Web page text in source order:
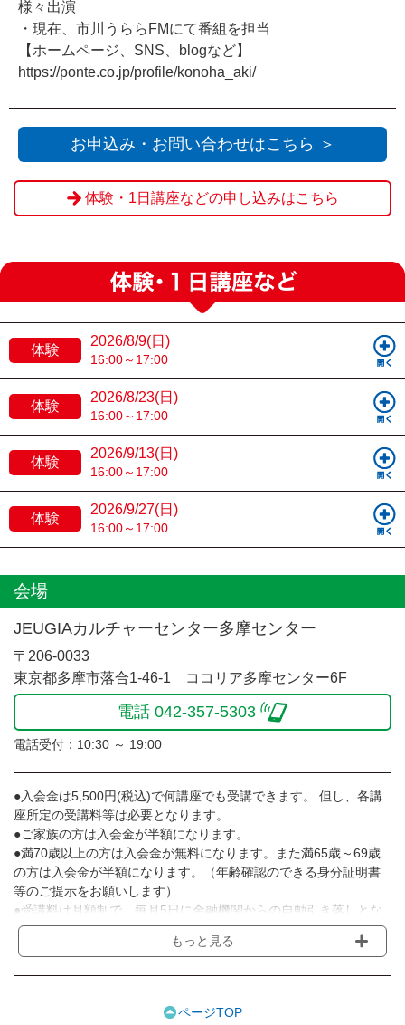
様々出演
・現在、市川うららFMにて番組を担当
【ホームページ、SNS、blogなど】
https://ponte.co.jp/profile/konoha_aki/
お申込み・お問い合わせはこちら ＞
体験・1日講座などの申し込みはこちら
体験
2026/8/9(日)
16:00～17:00
体験
2026/8/23(日)
16:00～17:00
体験
2026/9/13(日)
16:00～17:00
体験
2026/9/27(日)
16:00～17:00
会場
JEUGIAカルチャーセンター多摩センター
〒206-0033
東京都多摩市落合1-46-1 ココリア多摩センター6F
電話 042-357-5303
電話受付：10:30 ～ 19:00
●入会金は5,500円(税込)で何講座でも受講できます。 但し、各講
座所定の受講料等は必要となります。
●ご家族の方は入会金が半額になります。
●満70歳以上の方は入会金が無料になります。また満65歳～69歳
の方は入会金が半額になります。（年齢確認のできる身分証明書
等のご提示をお願いします）
●受講料は月額制で、毎月5日に金融機関からの自動引き落しとな
ります。
※講座によってはお支払い方法が異なる場合がありますのでご確認
ております。また一部の講座では別途傷害保険料も含まれており
もっと見る
ページTOP